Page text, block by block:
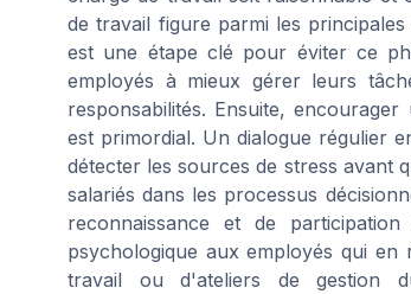
de travail figure parmi les
est une étape clé pour éviter ce
employés à mieux gérer leurs
responsabilités. Ensuite,
est primordial. Un dialogue régulier
détecter les sources de stress avant
salariés dans les processus
reconnaissance et de
psychologique aux employés qui
travail ou d'ateliers de gestion